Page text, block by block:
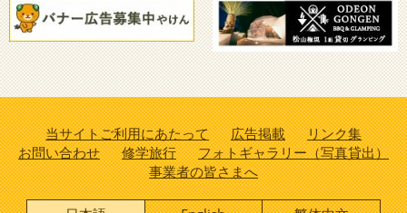
当サイトご利用にあたって 広告掲載
リンク集
お問い合わせ
修学旅行
フォトギャラリー（写真貸出）
事業者の皆さまへ